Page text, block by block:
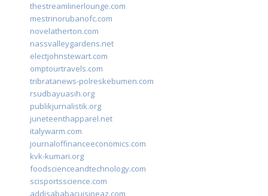
thestreamlinerlounge.com
mestrinorubanofc.com
novelatherton.com
nassvalleygardens.net
electjohnstewart.com
omptourtravels.com
tribratanews-polreskebumen.com
rsudbayuasih.org
publikjurnalistik.org
juneteenthapparel.net
italywarm.com
journaloffinanceeconomics.com
kvk-kumari.org
foodscienceandtechnology.com
scisportsscience.com
addisababacuisineaz.com